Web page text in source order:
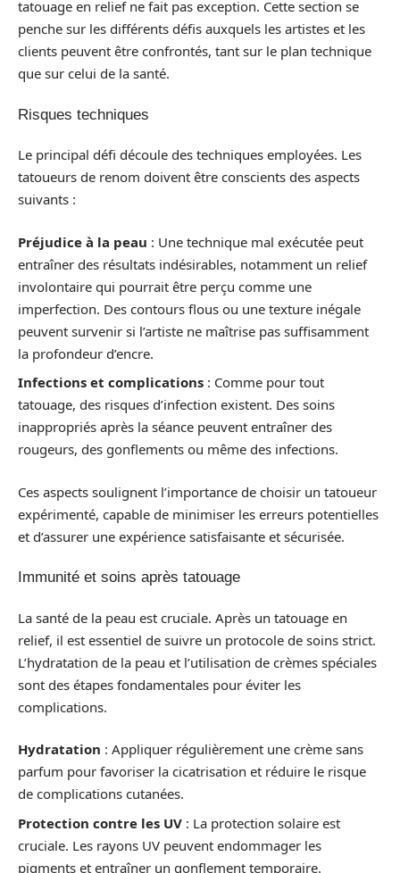
tatouage en relief ne fait pas exception. Cette section se
penche sur les différents défis auxquels les artistes et les
clients peuvent être confrontés, tant sur le plan technique
que sur celui de la santé.
Risques techniques
Le principal défi découle des techniques employées. Les
tatoueurs de renom doivent être conscients des aspects
suivants :
Préjudice à la peau : Une technique mal exécutée peut
entraîner des résultats indésirables, notamment un relief
involontaire qui pourrait être perçu comme une
imperfection. Des contours flous ou une texture inégale
peuvent survenir si l’artiste ne maîtrise pas suffisamment
la profondeur d’encre.
Infections et complications : Comme pour tout
tatouage, des risques d’infection existent. Des soins
inappropriés après la séance peuvent entraîner des
rougeurs, des gonflements ou même des infections.
Ces aspects soulignent l’importance de choisir un tatoueur
expérimenté, capable de minimiser les erreurs potentielles
et d’assurer une expérience satisfaisante et sécurisée.
Immunité et soins après tatouage
La santé de la peau est cruciale. Après un tatouage en
relief, il est essentiel de suivre un protocole de soins strict.
L’hydratation de la peau et l’utilisation de crèmes spéciales
sont des étapes fondamentales pour éviter les
complications.
Hydratation : Appliquer régulièrement une crème sans
parfum pour favoriser la cicatrisation et réduire le risque
de complications cutanées.
Protection contre les UV : La protection solaire est
cruciale. Les rayons UV peuvent endommager les
pigments et entraîner un gonflement temporaire.